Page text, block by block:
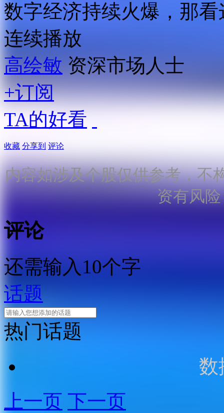
数字经济持续火爆，那
连续播放
高绘敏 资深市场人士
+订阅
TA的好看
收藏 分享到 评论
内容如涉及个股仅供参考，不
资有风
评论
还需输入10个字
话题
热门话题
数
上一页 下一页